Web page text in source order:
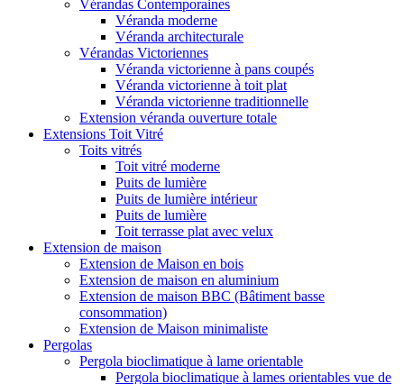
Vérandas Contemporaines
Véranda moderne
Véranda architecturale
Vérandas Victoriennes
Véranda victorienne à pans coupés
Véranda victorienne à toit plat
Véranda victorienne traditionnelle
Extension véranda ouverture totale
Extensions Toit Vitré
Toits vitrés
Toit vitré moderne
Puits de lumière
Puits de lumière intérieur
Puits de lumière
Toit terrasse plat avec velux
Extension de maison
Extension de Maison en bois
Extension de maison en aluminium
Extension de maison BBC (Bâtiment basse
consommation)
Extension de Maison minimaliste
Pergolas
Pergola bioclimatique à lame orientable
Pergola bioclimatique à lames orientables vue de